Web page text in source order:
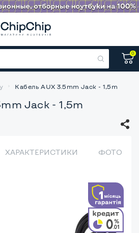
0
Кабель AUX 3.5mm Jack - 1,5m
Jack - 1,5m
ХАРАКТЕРИСТИКИ ФОТО